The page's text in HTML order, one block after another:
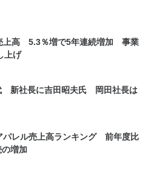
上高 5.3％増で5年連続増加 事業
上げ
新社長に吉田昭夫氏 岡田社長は
パレル売上高ランキング 前年度比
増加